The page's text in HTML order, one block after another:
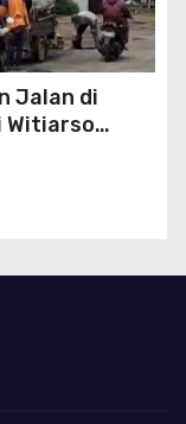
Jalan di
Witiarso